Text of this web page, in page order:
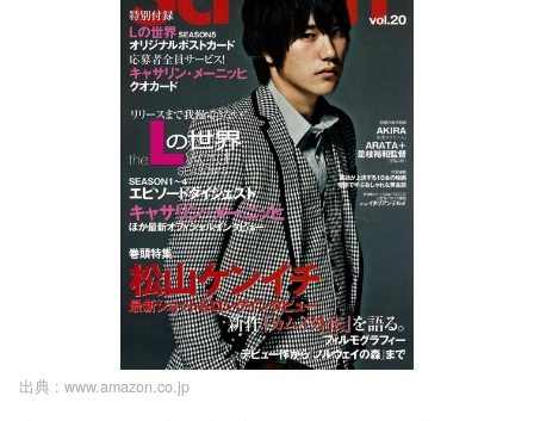
出典 : www.amazon.co.jp